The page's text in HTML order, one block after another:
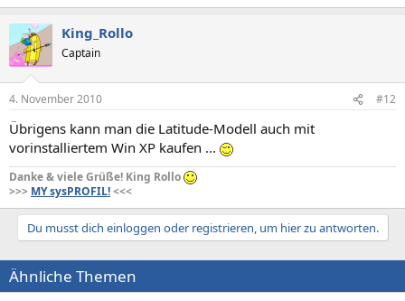
King_Rollo
Captain
4. November 2010 #12
Übrigens kann man die Latitude-Modell auch mit
vorinstalliertem Win XP kaufen ...
Danke & viele Grüße! King Rollo
>>> MY sysPROFIL!<<<
Du musst dich einloggen oder registrieren, um hier zu antworten.
Ähnliche Themen